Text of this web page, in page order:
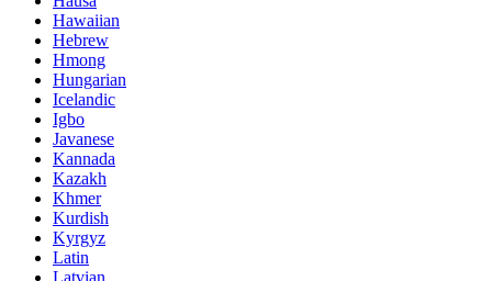
Hawaiian
Hebrew
Hmong
Hungarian
Icelandic
Igbo
Javanese
Kannada
Kazakh
Khmer
Kurdish
Kyrgyz
Latin
Latvian